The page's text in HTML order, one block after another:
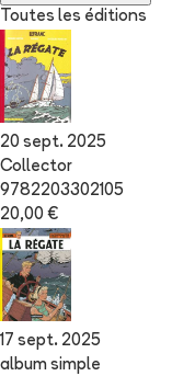
Toutes les éditions
20 sept. 2025
Collector
9782203302105
20,00 €
17 sept. 2025
album simple